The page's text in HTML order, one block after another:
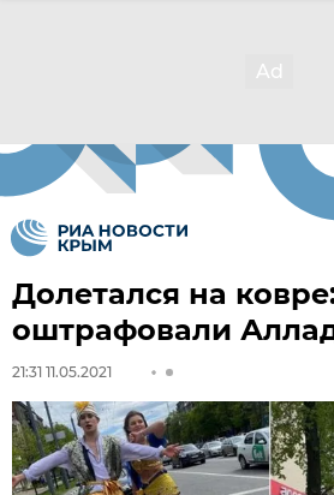
Долетался на
оштрафовали
21:31 11.05.2021